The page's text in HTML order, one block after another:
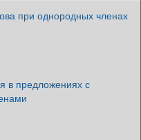
при однородных членах
в предложениях с